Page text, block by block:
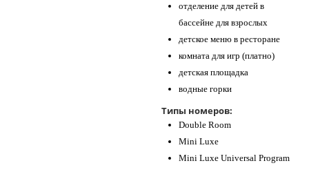
отделение для детей в
бассейне для взрослых
детское меню в ресторане
комната для игр (платно)
детская площадка
водные горки
Типы номеров:
Double Room
Mini Luxe
Mini Luxe Universal Program